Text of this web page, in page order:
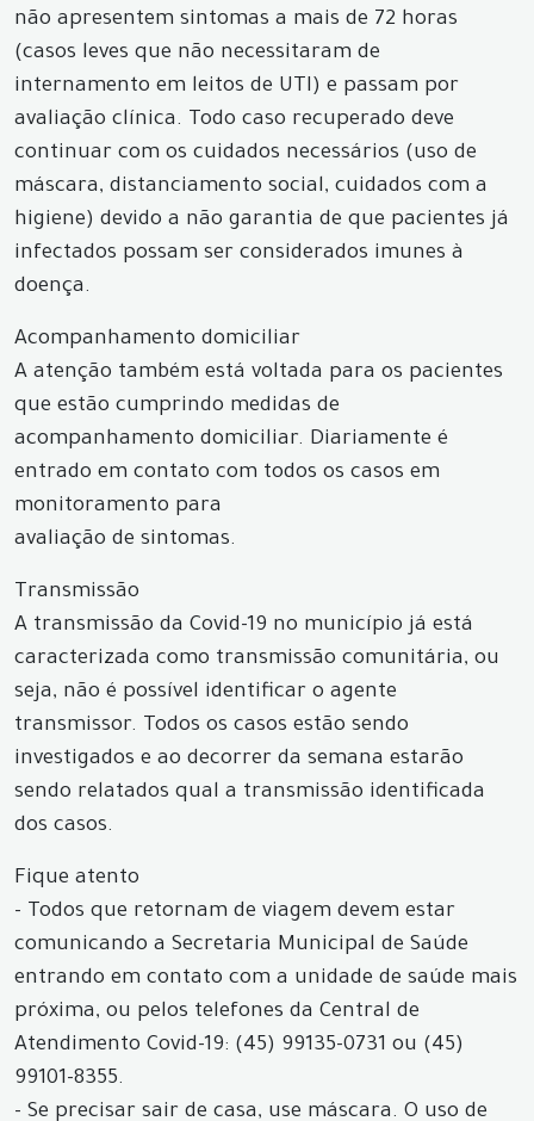
não apresentem sintomas a mais de 72 horas
(casos leves que não necessitaram de
internamento em leitos de UTI) e passam por
avaliação clínica. Todo caso recuperado deve
continuar com os cuidados necessários (uso de
máscara, distanciamento social, cuidados com a
higiene) devido a não garantia de que pacientes já
infectados possam ser considerados imunes à
doença.
Acompanhamento domiciliar
A atenção também está voltada para os pacientes
que estão cumprindo medidas de
acompanhamento domiciliar. Diariamente é
entrado em contato com todos os casos em
monitoramento para
avaliação de sintomas.
Transmissão
A transmissão da Covid-19 no município já está
caracterizada como transmissão comunitária, ou
seja, não é possível identificar o agente
transmissor. Todos os casos estão sendo
investigados e ao decorrer da semana estarão
sendo relatados qual a transmissão identificada
dos casos.
Fique atento
- Todos que retornam de viagem devem estar
comunicando a Secretaria Municipal de Saúde
entrando em contato com a unidade de saúde mais
próxima, ou pelos telefones da Central de
Atendimento Covid-19: (45) 99135-0731 ou (45)
99101-8355.
- Se precisar sair de casa, use máscara. O uso de